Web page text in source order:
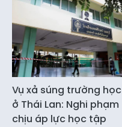
Vụ xả súng trường học
ở Thái Lan: Nghi phạm
chịu áp lực học tập